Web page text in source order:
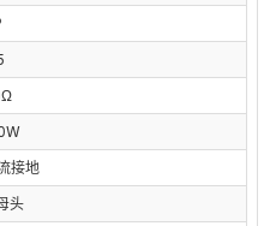
接地
头